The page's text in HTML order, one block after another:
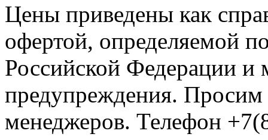
Цены приведены как
офертой, определяемой
Российской Федерации и
предупреждения. Просим
менеджеров. Телефон